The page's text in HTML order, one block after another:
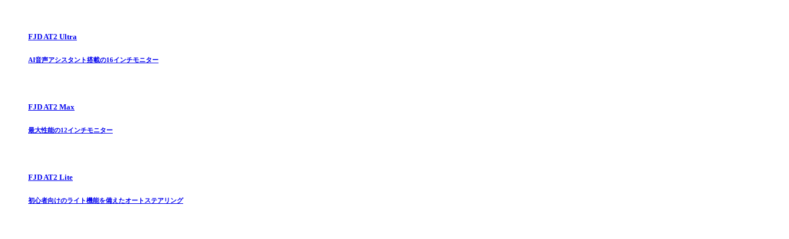
FJD AT2 Ultra
AI音声アシスタント搭載の16インチモニター
FJD AT2 Max
最大性能の12インチモニター
FJD AT2 Lite
初心者向けのライト機能を備えたオートステアリング